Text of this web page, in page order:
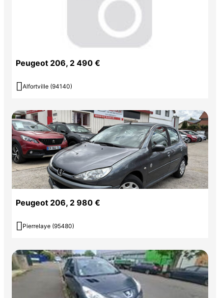
Peugeot 206, 2 490 €
 Alfortville (94140)
Peugeot 206, 2 980 €
 Pierrelaye (95480)